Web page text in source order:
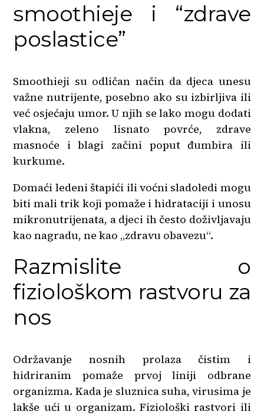
smoothieje i “zdrave
poslastice”
Smoothieji su odličan način da djeca unesu
važne nutrijente, posebno ako su izbirljiva ili
već osjećaju umor. U njih se lako mogu dodati
vlakna, zeleno lisnato povrće, zdrave
masnoće i blagi začini poput đumbira ili
kurkume.
Domaći ledeni štapići ili voćni sladoledi mogu
biti mali trik koji pomaže i hidrataciji i unosu
mikronutrijenata, a djeci ih često doživljavaju
kao nagradu, ne kao „zdravu obavezu“.
Razmislite o
fiziološkom rastvoru za
nos
Održavanje nosnih prolaza čistim i
hidriranim pomaže prvoj liniji odbrane
organizma. Kada je sluznica suha, virusima je
lakše ući u organizam. Fiziološki rastvori ili